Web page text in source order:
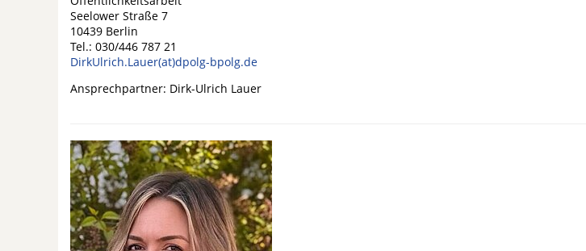
Seelower Straße 7
10439 Berlin
Tel.: 030/446 787 21
DirkUlrich.Lauer(at)dpolg-bpolg.de
Ansprechpartner: Dirk-Ulrich Lauer